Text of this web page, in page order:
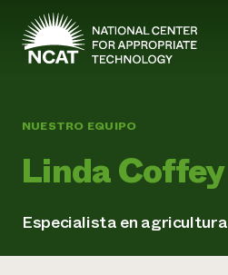
Ir al contenido principal
Misión y visión
Historia
ATTRA
Abundante Ogallala
Biochar Policy Project
NUESTRO EQUIPO
Linda Coffey
Especialista en agricultura